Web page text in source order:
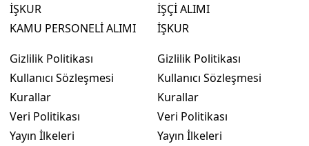
İŞKUR
KAMU PERSONELİ ALIMI
İŞÇİ ALIMI
İŞKUR
Gizlilik Politikası
Kullanıcı Sözleşmesi
Kurallar
Veri Politikası
Yayın İlkeleri
Gizlilik Politikası
Kullanıcı Sözleşmesi
Kurallar
Veri Politikası
Yayın İlkeleri